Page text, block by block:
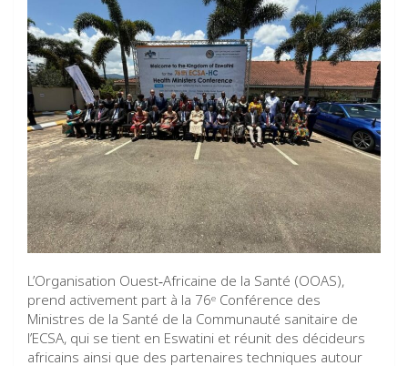
L’Organisation Ouest‑Africaine de la Santé (OOAS),
prend activement part à la 76ᵉ Conférence des
Ministres de la Santé de la Communauté sanitaire de
l’ECSA, qui se tient en Eswatini et réunit des décideurs
africains ainsi que des partenaires techniques autour